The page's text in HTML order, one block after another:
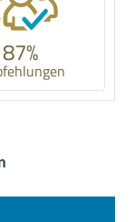
87%